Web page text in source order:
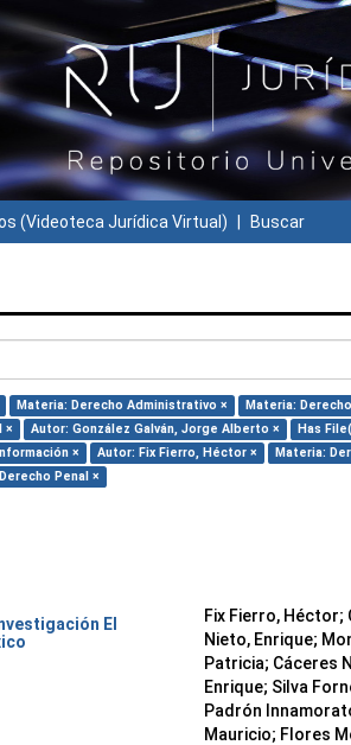
(Videoteca Jurídica Virtual) Buscar
Materia: Derecho Administrativo ×
Materia:
× Autor: González Galván, Jorge Alberto ×
Has
× Autor: Fix Fierro, Héctor ×
Materia:
Penal ×
El
Fix Fierro, Héctor;
Nieto, Enrique;
Patricia; Cáceres
Enrique; Silva
Padrón
Mauricio; Flores